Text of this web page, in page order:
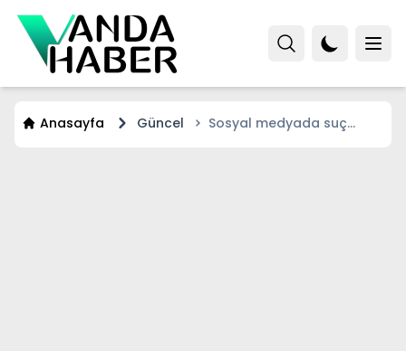
Anasayfa Güncel
Sosyal medyada suç